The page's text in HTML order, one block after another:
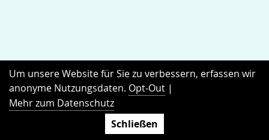
Um unsere Website für Sie zu verbessern, erfassen wir
anonyme Nutzungsdaten. Opt-Out |
Mehr zum Datenschutz
Schließen